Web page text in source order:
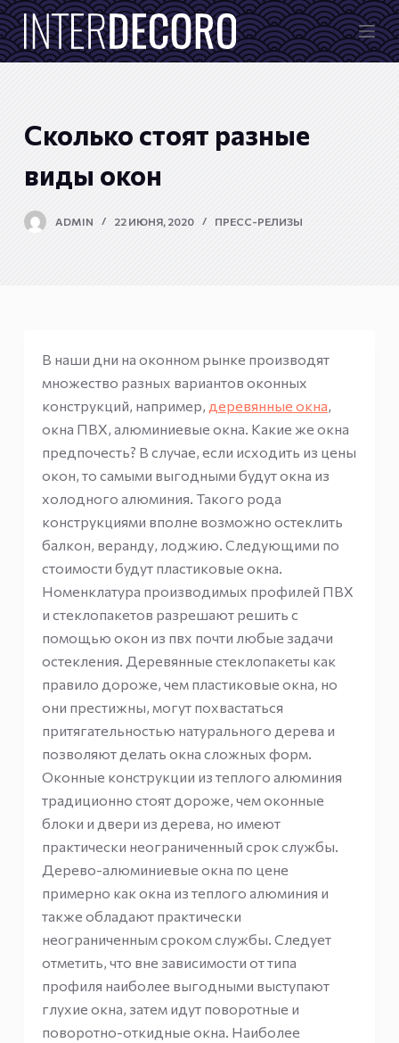
П
е
р
у
Сколько стоят разные
виды окон
ADMIN 22 ИЮНЯ, 2020 ПРЕСС-РЕЛИЗЫ
В наши дни на оконном рынке производят
множество разных вариантов оконных
конструкций, например, деревянные окна,
окна ПВХ, алюминиевые окна. Какие же окна
предпочесть? В случае, если исходить из цены
окон, то самыми выгодными будут окна из
холодного алюминия. Такого рода
конструкциями вполне возможно остеклить
балкон, веранду, лоджию. Следующими по
стоимости будут пластиковые окна.
Номенклатура производимых профилей ПВХ
и стеклопакетов разрешают решить с
помощью окон из пвх почти любые задачи
остекления. Деревянные стеклопакеты как
правило дороже, чем пластиковые окна, но
они престижны, могут похвастаться
притягательностью натурального дерева и
позволяют делать окна сложных форм.
Оконные конструкции из теплого алюминия
традиционно стоят дороже, чем оконные
блоки и двери из дерева, но имеют
практически неограниченный срок службы.
Дерево-алюминиевые окна по цене
примерно как окна из теплого алюминия и
также обладают практически
неограниченным сроком службы. Следует
отметить, что вне зависимости от типа
профиля наиболее выгодными выступают
глухие окна, затем идут поворотные и
поворотно-откидные окна. Наиболее